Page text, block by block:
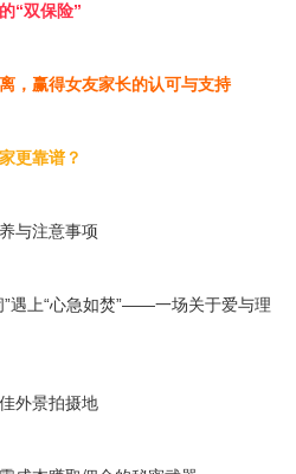
“双保险”
，赢得女友家长的认可与支持
更靠谱？
与注意事项
”遇上“心急如焚”——一场关于爱与理
外景拍摄地